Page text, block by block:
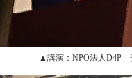
▲講演：NPO法人D4P